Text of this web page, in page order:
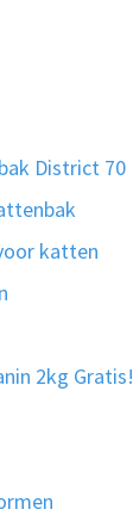
District 70
katten
2kg Gratis!